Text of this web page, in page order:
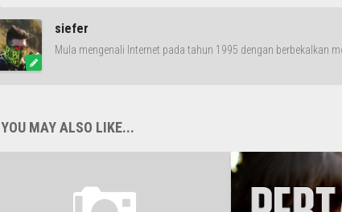
siefer
Mula mengenali Internet pada tahun 1995 dengan berbekalkan
YOU MAY ALSO LIKE...